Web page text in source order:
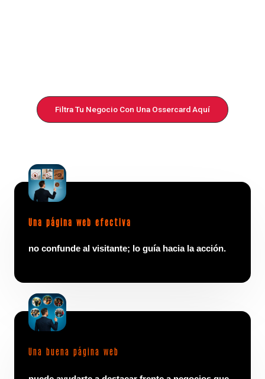
Filtra Tu Negocio Con Una Ossercard Aquí
Una página web efectiva
no confunde al visitante; lo guía hacia la acción.
Una buena página web